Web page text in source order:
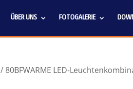
ÜBER UNS FOTOGALERIE
/ 80BFWARME LED-